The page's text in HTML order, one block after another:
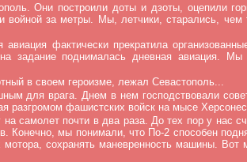
Они построили доты и дзоты, оцепили
войной за метры. Мы, летчики, старались,
фактически прекратила
задание поднималась дневная авиация.
в своем героизме, лежал Севастополь...
для врага. Днем в нем господствовали
разгромом фашистских войск на мысе
самолет почти в два раза. До тех пор у
мы понимали, что По-2 способен
сохранять маневренность машины.